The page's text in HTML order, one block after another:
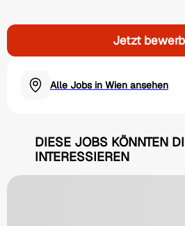
Jetzt
Alle Jobs in Wien ansehen
DIESE JOBS KÖNNTEN
INTERESSIEREN